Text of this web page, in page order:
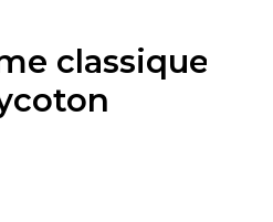
classique